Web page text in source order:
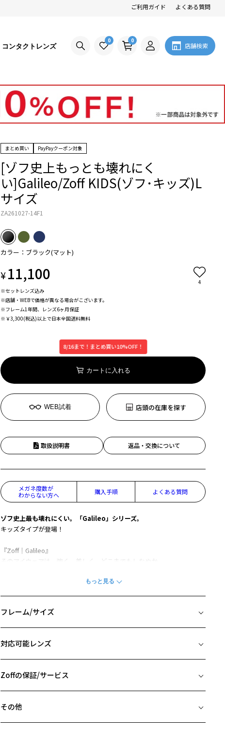
ご利用ガイド よくある質問
コンタクトレンズ
0 0
店舗検索
まとめ買い PayPayクーポン対象
[ゾフ史上もっとも壊れにく
い]Galileo/Zoff KIDS(ゾフ･キッズ)L
サイズ
ZA261027-14F1
カラー：ブラック(マット)
¥11,100 4
※セットレンズ込み
※店舗・WEBで価格が異なる場合がこざいます。
※フレーム1年間、レンズ6ヶ月保証
※￥3,300(税込)以上で日本全国送料無料
8/16まで！まとめ買い10%OFF！
カートに入れる
WEB試着 店頭の在庫を探す
取扱説明書 返品・交換について
メガネ度数が
わからない方へ
購入手順 よくある質問
ゾフ史上最も壊れにくい。「Galileo」シリーズ。
キッズタイプが登場！
『Zoff｜Galileo』
そのアイウェアは、強く、美しく、どこまでもしなやか。
これまでにない、あなただけの自由を発明しよう。
その名も、ガリレオ。
【ポイント】
〇金属を使わない特殊構造衝撃に強いオールラバーがかなえる耐久性と
〇柔らかなかけ心地かけていることを忘れてしまうほどのしなやかさと
心地よさ。
○オールラバーなのでベッドやソファでくつろいでも壊れにくい設計。
フレーム/サイズ
B ブリッジ(鼻部分)の横幅：14mm
対応可能レンズ
フレームとレンズの合計料金を知りたい方へ
Zoffの保証/サービス
その他